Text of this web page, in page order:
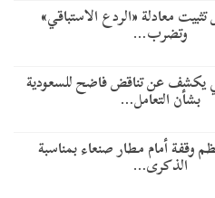
معادلة «الردع الاستباقي»
وتضرب…
يكشف عن تناقض فاضح للسعودية
بشأن التعامل…
وقفة أمام مطار صنعاء بمناسبة
الذكرى…